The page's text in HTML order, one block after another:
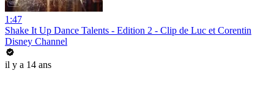
1:47
Shake It Up Dance Talents - Edition 2 - Clip de Luc et Corentin
Disney Channel
il y a 14 ans